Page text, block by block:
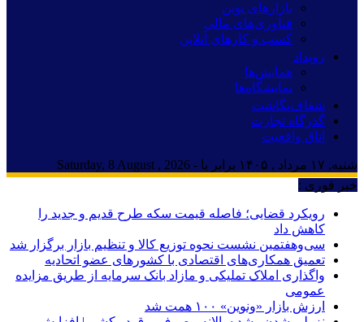
بازارهای نوین
فناوری‌های مالی
کسب و کارهای آنلاین
رویداد
همایش‌ها
نمایشگاه‌ها
شفاف‌نگاشت
گذرگاه تجارت
اتاق واقعیت
شنبه, ۱۷ مرداد , ۱۴۰۵ برابر با - Saturday, 8 August , 2026
خبر فوری :
رویکرد قضایی؛ فاصله قیمت سکه طرح قدیم و جدید را
کاهش داد
سی‌و‌هفتمین نشست نحوه توزیع کالا و تنظیم بازار برگزار شد
تعمیق همکاری‌های اقتصادی با کشورهای عضو اتحادیه
واگذاری املاک تملیکی و مازاد بانک سرمایه از طریق مزایده
عمومی
ارزش بازار «ونوین» ۱۰۰ همت شد